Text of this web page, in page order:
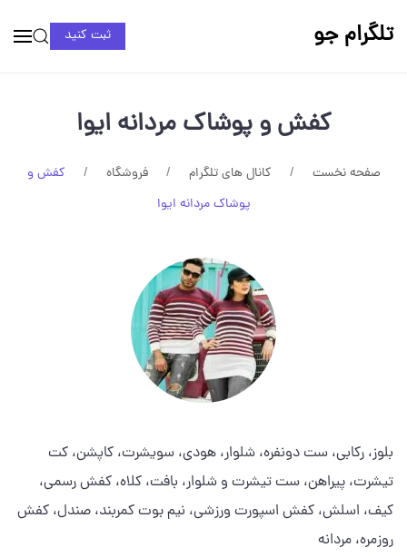
تلگرام جو ثبت کنید
کفش و پوشاک مردانه ایوا
صفحه نخست کانال های تلگرام فروشگاه
کفش و
پوشاک مردانه ایوا
بلوز، رکابی، ست دونفره، شلوار، هودی، سویشرت، کاپشن، کت
تیشرت، پیراهن، ست تیشرت و شلوار، بافت، کلاه، کفش رسمی،
کیف، اسلش، کفش اسپورت ورزشی، نیم بوت کمربند، صندل، کفش
روزمره، مردانه